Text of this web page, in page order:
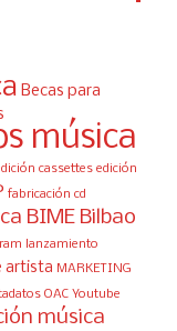
Becas para
música
cassettes edición
fabricación cd
BIME Bilbao
lanzamiento
artista MARKETING
OAC Youtube
música